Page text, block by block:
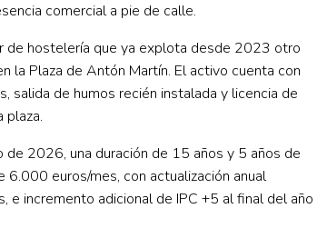
comercial a pie de calle.
de hostelería que ya explota desde 2023 otro
la Plaza de Antón Martín. El activo cuenta con
salida de humos recién instalada y licencia de
plaza.
2026, una duración de 15 años y 5 años de
euros/mes, con actualización anual
e incremento adicional de IPC +5 al final del año